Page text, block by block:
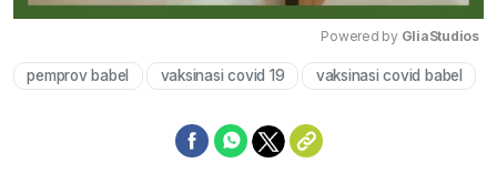
Mute
Powered by GliaStudios
pemprov babel vaksinasi covid 19 vaksinasi covid babel